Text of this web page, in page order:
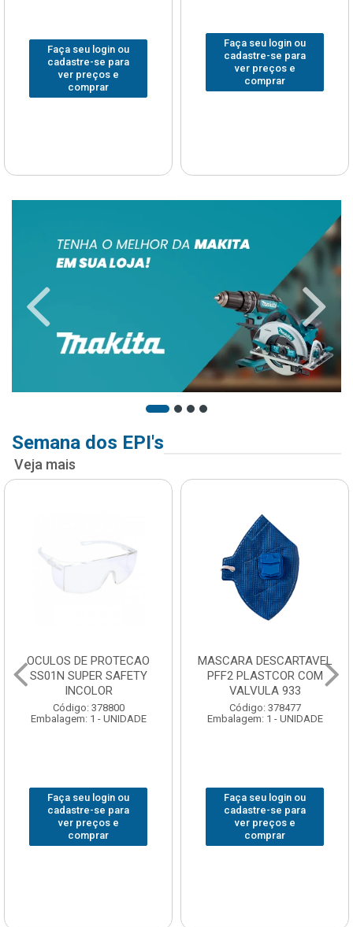
Faça seu login ou
cadastre-se para
ver preços e
comprar
Faça seu login ou
cadastre-se para
ver preços e
comprar
Semana dos EPI's
Veja mais
OCULOS DE PROTECAO
SS01N SUPER SAFETY
INCOLOR
Código: 378800
Embalagem: 1 - UNIDADE
Faça seu login ou
cadastre-se para
ver preços e
comprar
MASCARA DESCARTAVEL
PFF2 PLASTCOR COM
VALVULA 933
Código: 378477
Embalagem: 1 - UNIDADE
Faça seu login ou
cadastre-se para
ver preços e
comprar